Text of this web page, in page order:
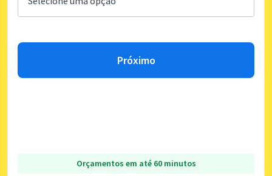
Próximo
Orçamentos em até 60 minutos